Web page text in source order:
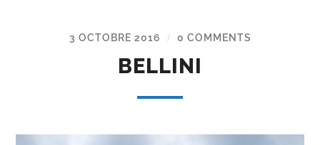
3 OCTOBRE 2016 / 0 COMMENTS
BELLINI